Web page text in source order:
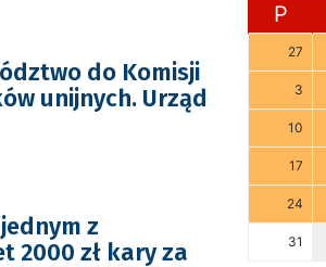
do Komisji
unijnych. Urząd
z
2000 zł kary za
P
27
3
10
17
24
31